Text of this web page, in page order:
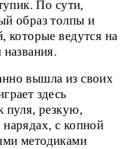
По сути,
образ толпы и
которые ведутся на
вышла из своих
здесь
пуля, резкую,
с копной
методиками